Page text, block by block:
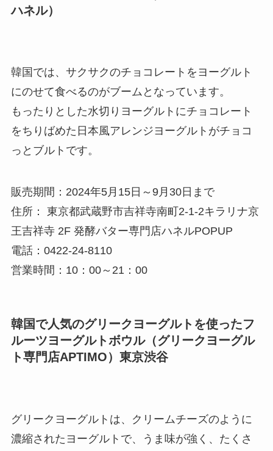
ハネル）
韓国では、サクサクのチョコレートをヨーグルト
にのせて食べるのがブームとなっています。
もったりとした水切りヨーグルトにチョコレート
をちりばめた日本風アレンジヨーグルトがチョコ
っとブルトです。
販売期間：2024年5月15日～9月30日まで
住所： 東京都武蔵野市吉祥寺南町2-1-2キラリナ京
王吉祥寺 2F 発酵バター専門店ハネルPOPUP
電話：0422-24-8110
営業時間：10：00～21：00
韓国で人気のグリークヨーグルトを使ったフ
ルーツヨーグルトボウル（グリークヨーグル
ト専門店APTIMO）東京渋谷
グリークヨーグルトは、クリームチーズのように
濃縮されたヨーグルトで、うま味が強く、たくさ